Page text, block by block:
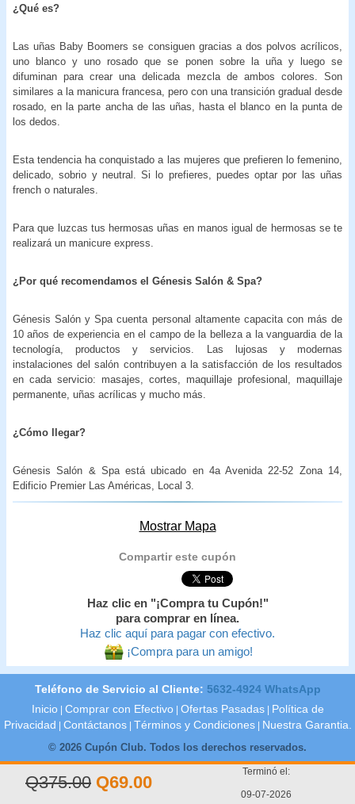
¿Qué es?
Las uñas Baby Boomers se consiguen gracias a dos polvos acrílicos,
uno blanco y uno rosado que se ponen sobre la uña y luego se
difuminan para crear una delicada mezcla de ambos colores. Son
similares a la manicura francesa, pero con una transición gradual desde
rosado, en la parte ancha de las uñas, hasta el blanco en la punta de
los dedos.
Esta tendencia ha conquistado a las mujeres que prefieren lo femenino,
delicado, sobrio y neutral. Si lo prefieres, puedes optar por las uñas
french o naturales.
Para que luzcas tus hermosas uñas en manos igual de hermosas se te
realizará un manicure express.
¿Por qué recomendamos el Génesis Salón & Spa?
Génesis Salón y Spa cuenta personal altamente capacita con más de
10 años de experiencia en el campo de la belleza a la vanguardia de la
tecnología, productos y servicios. Las lujosas y modernas
instalaciones del salón contribuyen a la satisfacción de los resultados
en cada servicio: masajes, cortes, maquillaje profesional, maquillaje
permanente, uñas acrílicas y mucho más.
¿Cómo llegar?
Génesis Salón & Spa está ubicado en 4a Avenida 22-52 Zona 14,
Edificio Premier Las Américas, Local 3.
Mostrar Mapa
Compartir este cupón
Haz clic en "¡Compra tu Cupón!"
para comprar en línea.
Haz clic aquí para pagar con efectivo.
¡Compra para un amigo!
Q375.00 Q69.00
Terminó el:
09-07-2026
Teléfono de Servicio al Cliente: 5632-4924 WhatsApp
Inicio Comprar con Efectivo Ofertas Pasadas
Política de
Privacidad
Contáctanos Términos y Condiciones
Nuestra Garantia.
© 2026 Cupón Club. Todos los derechos reservados.